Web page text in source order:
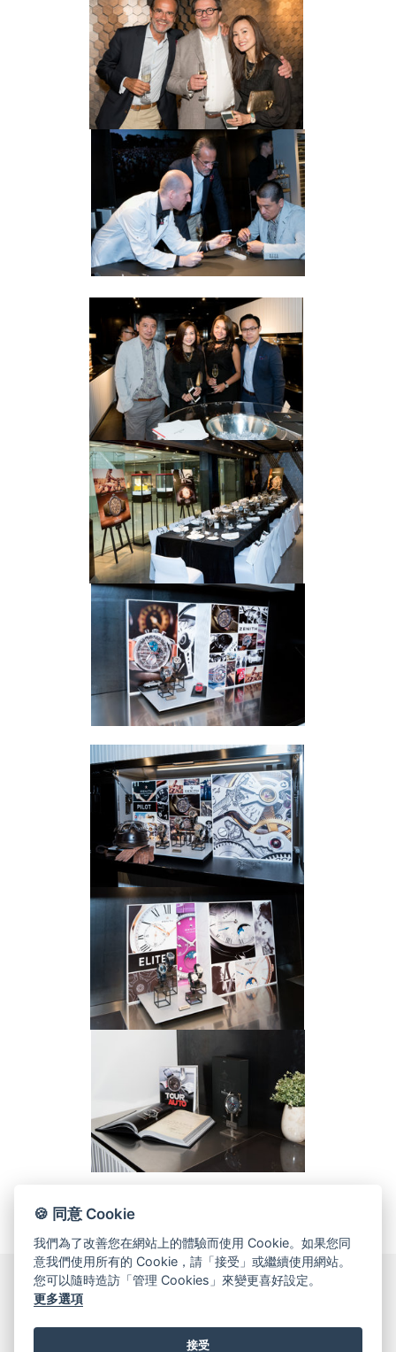
© 2026 Oriental Watch Company Limited.
🍪 同意 Cookie
我們為了改善您在網站上的體驗而使用 Cookie。如果您同
意我們使用所有的 Cookie，請「接受」或繼續使用網站。
您可以隨時造訪「管理 Cookies」來變更喜好設定。
更多選項
接受